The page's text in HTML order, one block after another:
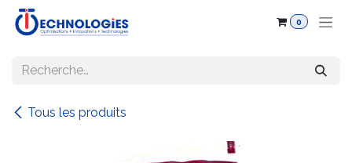
Se rendre au contenu
0
Tous les produits